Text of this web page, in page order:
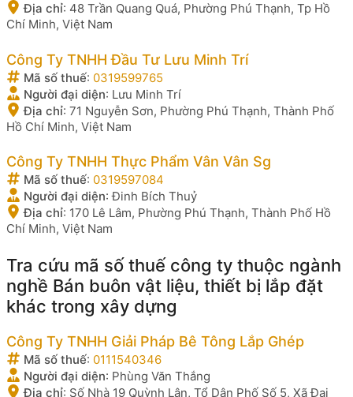
Địa chỉ: 48 Trần Quang Quá, Phường Phú Thạnh, Tp Hồ
Chí Minh, Việt Nam
Công Ty TNHH Đầu Tư Lưu Minh Trí
Mã số thuế: 0319599765
Người đại diện: Lưu Minh Trí
Địa chỉ: 71 Nguyễn Sơn, Phường Phú Thạnh, Thành Phố
Hồ Chí Minh, Việt Nam
Công Ty TNHH Thực Phẩm Vân Vân Sg
Mã số thuế: 0319597084
Người đại diện:Đinh Bích Thuỷ
Địa chỉ: 170 Lê Lâm, Phường Phú Thạnh, Thành Phố Hồ
Chí Minh, Việt Nam
Tra cứu mã số thuế công ty thuộc ngành
nghề Bán buôn vật liệu, thiết bị lắp đặt
khác trong xây dựng
Công Ty TNHH Giải Pháp Bê Tông Lắp Ghép
Mã số thuế: 0111540346
Người đại diện: Phùng Văn Thắng
Địa chỉ: Số Nhà 19 Quỳnh Lân, Tổ Dân Phố Số 5, Xã Đại